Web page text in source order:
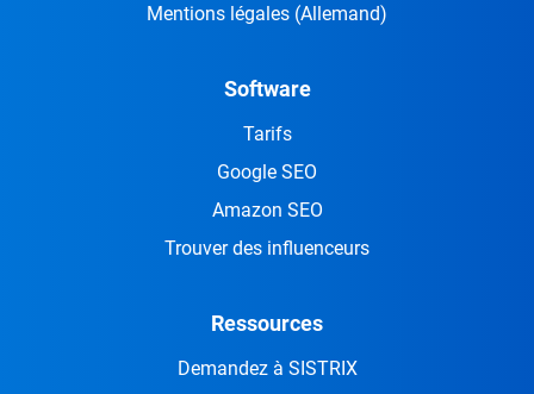
Mentions légales (Allemand)
Software
Tarifs
Google SEO
Amazon SEO
Trouver des influenceurs
Ressources
Demandez à SISTRIX